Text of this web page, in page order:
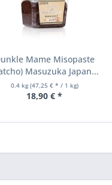
Mame Misopaste
Masuzuka Japan...
0.4 kg(47,25 € * / 1 kg)
18,90 € *